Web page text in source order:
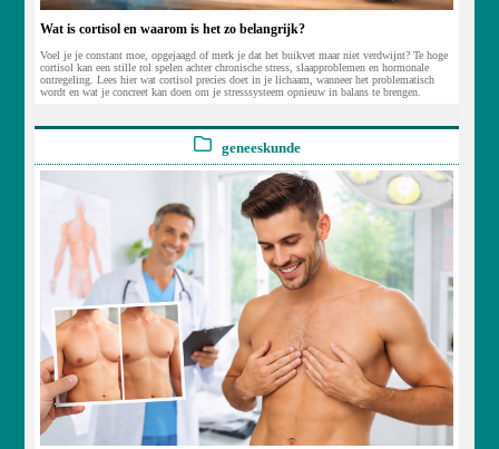
Wat is cortisol en waarom is het zo belangrijk?
Voel je je constant moe, opgejaagd of merk je dat het buikvet maar niet verdwijnt? Te hoge
cortisol kan een stille rol spelen achter chronische stress, slaapproblemen en hormonale
ontregeling. Lees hier wat cortisol precies doet in je lichaam, wanneer het problematisch
wordt en wat je concreet kan doen om je stresssysteem opnieuw in balans te brengen.
geneeskunde